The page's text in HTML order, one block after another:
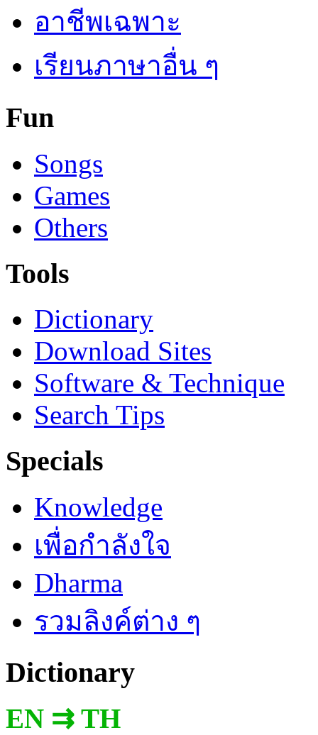
อาชีพเฉพาะ
เรียนภาษาอื่น ๆ
Fun
Songs
Games
Others
Tools
Dictionary
Download Sites
Software & Technique
Search Tips
Specials
Knowledge
เพื่อกำลังใจ
Dharma
รวมลิงค์ต่าง ๆ
Dictionary
EN ⇉ TH